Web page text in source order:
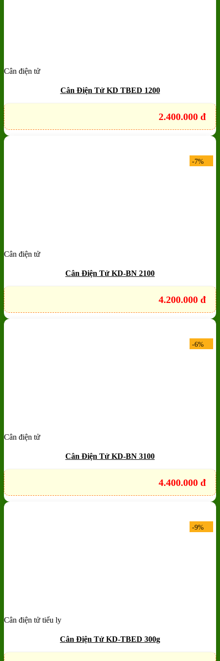
Add to wishlist
Cân điện tử
Cân Điện Tử KD TBED 1200
2.400.000 đ
-7%
Add to wishlist
Cân điện tử
Cân Điện Tử KD-BN 2100
4.200.000 đ
-6%
Add to wishlist
Cân điện tử
Cân Điện Tử KD-BN 3100
4.400.000 đ
-9%
Add to wishlist
Cân điện tử tiểu ly
Cân Điện Tử KD-TBED 300g